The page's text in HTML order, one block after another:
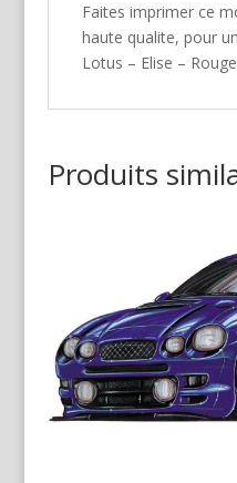
Faites imprimer ce
haute qualite, pour
Lotus – Elise – Rouge
Produits